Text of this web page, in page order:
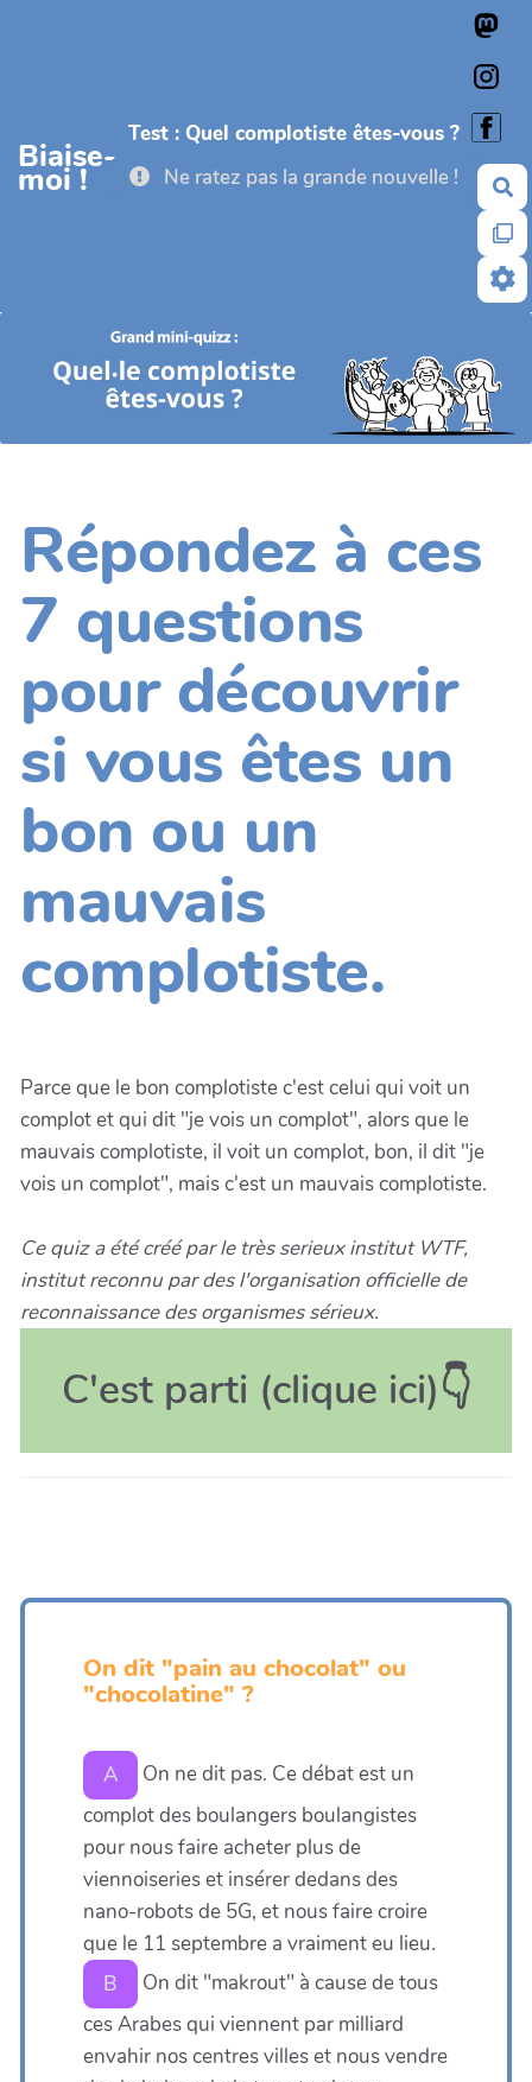
Biaise-
moi !
Test : Quel complotiste êtes-vous ?
Ne ratez pas la grande nouvelle !
Répondez à ces
7 questions
pour découvrir
si vous êtes un
bon ou un
mauvais
complotiste.
Parce que le bon complotiste c'est celui qui voit un
complot et qui dit "je vois un complot", alors que le
mauvais complotiste, il voit un complot, bon, il dit "je
vois un complot", mais c'est un mauvais complotiste.
Ce quiz a été créé par le très serieux institut WTF,
institut reconnu par des l'organisation officielle de
reconnaissance des organismes sérieux.
C'est parti (clique ici)👇
On dit "pain au chocolat" ou
"chocolatine" ?
A
On ne dit pas. Ce débat est un
complot des boulangers boulangistes
pour nous faire acheter plus de
viennoiseries et insérer dedans des
nano-robots de 5G, et nous faire croire
que le 11 septembre a vraiment eu lieu.
B
On dit "makrout" à cause de tous
ces Arabes qui viennent par milliard
envahir nos centres villes et nous vendre